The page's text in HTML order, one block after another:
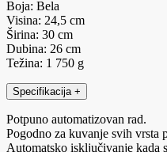
Boja: Bela
Visina: 24,5 cm
Širina: 30 cm
Dubina: 26 cm
Težina: 1 750 g
Specifikacija +
Potpuno automatizovan rad.
Pogodno za kuvanje svih vrsta
Automatsko isključivanje kada